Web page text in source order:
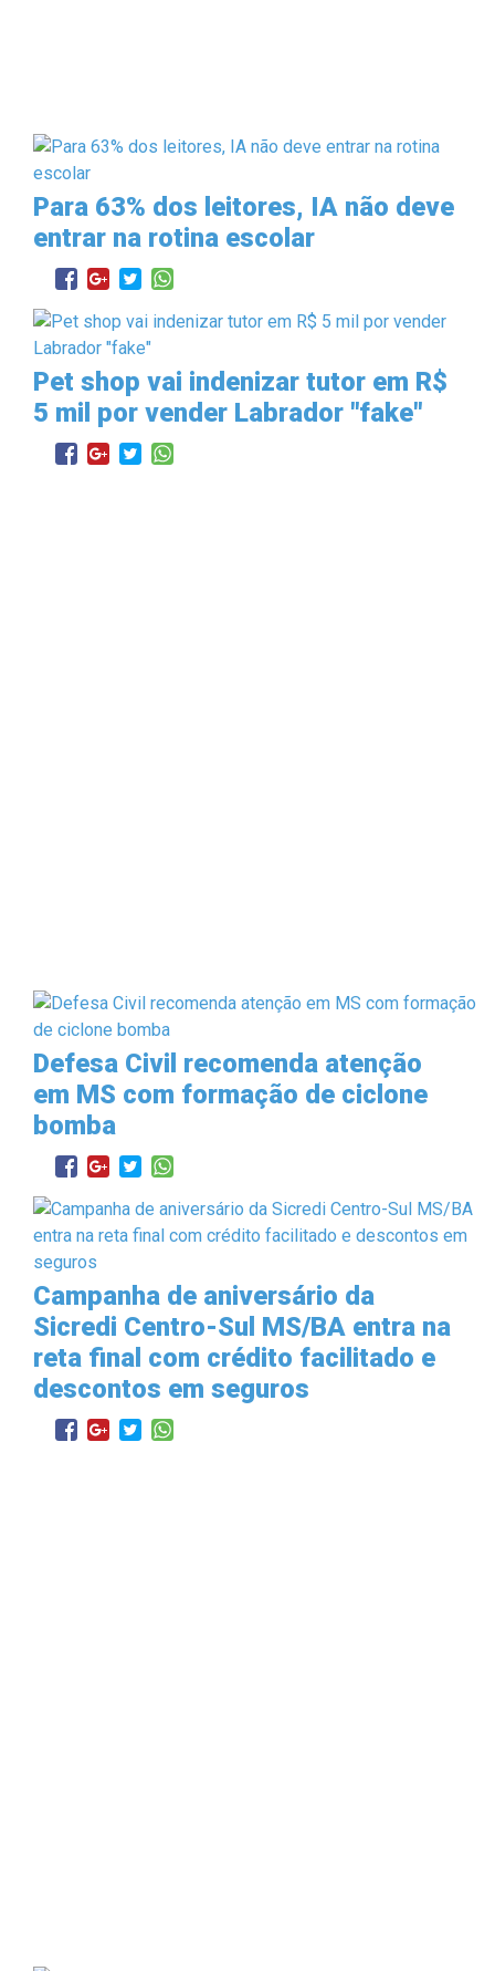
Para 63% dos leitores, IA não deve
entrar na rotina escolar
Pet shop vai indenizar tutor em R$
5 mil por vender Labrador "fake"
Defesa Civil recomenda atenção
em MS com formação de ciclone
bomba
Campanha de aniversário da
Sicredi Centro-Sul MS/BA entra na
reta final com crédito facilitado e
descontos em seguros